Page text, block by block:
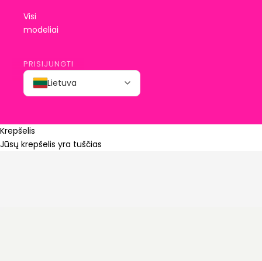
Visi
modeliai
PRISIJUNGTI
Lietuva
Krepšelis
Jūsų krepšelis yra tuščias